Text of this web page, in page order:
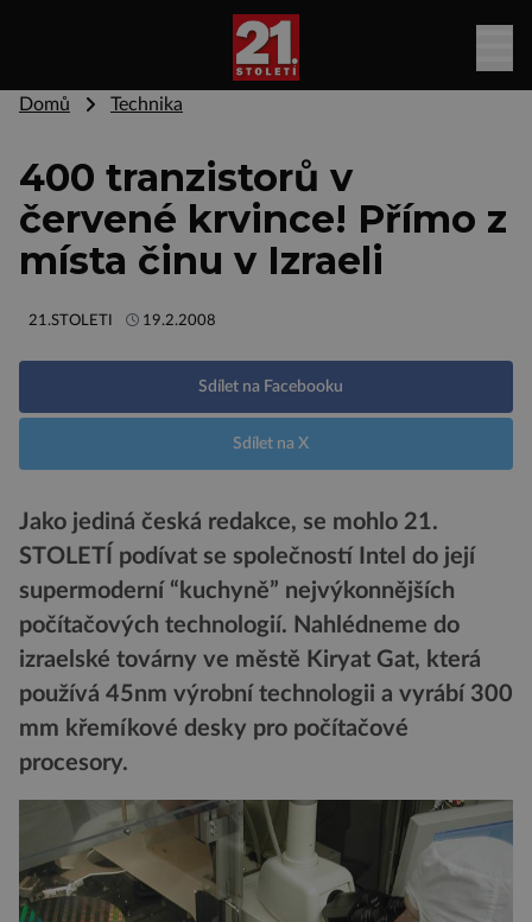
Domů Technika
400 tranzistorů v
červené krvince! Přímo z
místa činu v Izraeli
21.STOLETI 19.2.2008
Sdílet na Facebooku
Sdílet na X
Jako jediná česká redakce, se mohlo 21.
STOLETÍ podívat se společností Intel do její
supermoderní “kuchyně” nejvýkonnějších
počítačových technologií. Nahlédneme do
izraelské továrny ve městě Kiryat Gat, která
používá 45nm výrobní technologii a vyrábí 300
mm křemíkové desky pro počítačové
procesory.